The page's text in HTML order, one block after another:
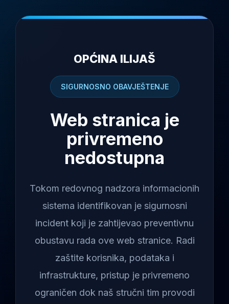
OPĆINA ILIJAŠ
SIGURNOSNO OBAVJEŠTENJE
Web stranica je
privremeno
nedostupna
Tokom redovnog nadzora informacionih
sistema identifikovan je sigurnosni
incident koji je zahtijevao preventivnu
obustavu rada ove web stranice. Radi
zaštite korisnika, podataka i
infrastrukture, pristup je privremeno
ograničen dok naš stručni tim provodi